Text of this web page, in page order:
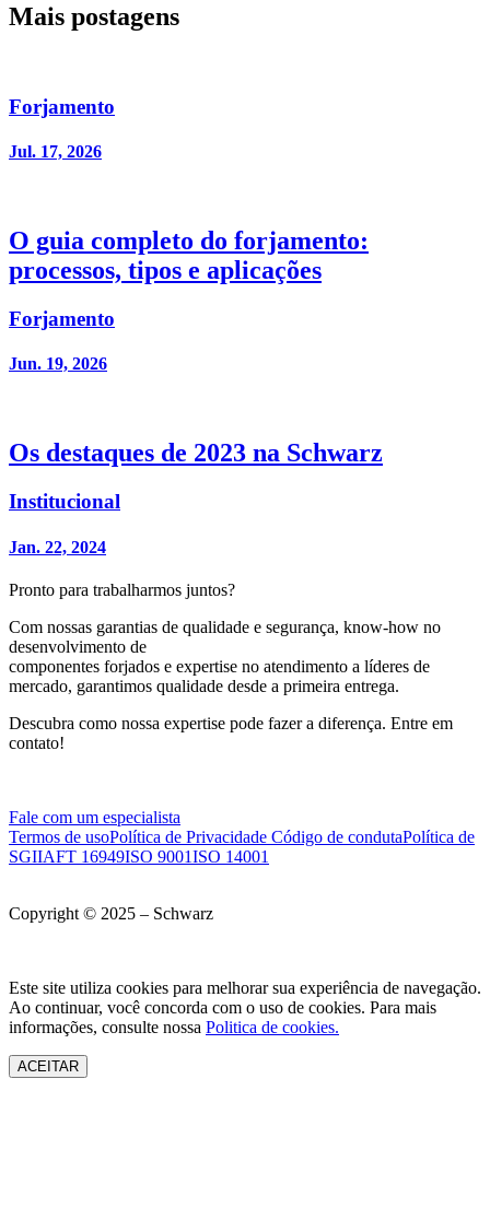
Mais postagens
Forjamento
Jul. 17, 2026
O guia completo do forjamento:
processos, tipos e aplicações
Forjamento
Jun. 19, 2026
Os destaques de 2023 na Schwarz
Institucional
Jan. 22, 2024
Pronto para trabalharmos juntos?
Com nossas garantias de qualidade e segurança, know-how no
desenvolvimento de
componentes forjados e expertise no atendimento a líderes de
mercado, garantimos qualidade desde a primeira entrega.
Descubra como nossa expertise pode fazer a diferença. Entre em
contato!
Fale com um especialista
Termos de usoPolítica de Privacidade Código de condutaPolítica de
SGIIAFT 16949ISO 9001ISO 14001
Copyright © 2025 – Schwarz
Este site utiliza cookies para melhorar sua experiência de navegação.
Ao continuar, você concorda com o uso de cookies. Para mais
informações, consulte nossa Politica de cookies.
ACEITAR